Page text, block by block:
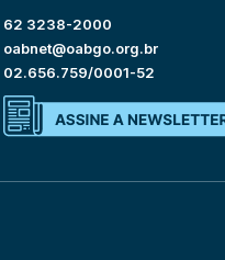
62 3238-2000
oabnet@oabgo.org.br
02.656.759/0001-52